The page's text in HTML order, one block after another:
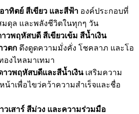
าทิตย์ สีเขียว และสีฟ้า องค์ประกอบที่
ดุล และพลังชีวิตในทุกๆ วัน
าวพฤหัสบดี สีเขียวเข้ม สีน้ำเงิน
วตก ดึงดูดความมั่งคั่ง โชคลาภ และโอ
องไหลมาเทมา
าวพฤหัสบดีและสีน้ำเงินเสริมความ
น้าเพื่อไขว่คว้าความสำเร็จและชื่อ
วเสาร์ สีม่วง และความร่วมมือ